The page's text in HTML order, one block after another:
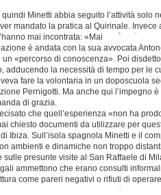
quindi Minetti abbia seguito l’attività
mandato la pratica al Quirinale.
mai incontrata: «Mai
è andata con la sua avvocata
«percorso di conoscenza». Poi
adducendo la necessità di tempo per le
fare la volontaria in un doposcuola
Pernigotti. Ma anche qui l’impegno
di grazia.
che quell’esperienza «non ha
chiesto documenti da utilizzare per
Ibiza. Sull’isola spagnola Minetti e il
ambienti e dinamiche non troppo
sulle presunte visite al San Raffaele di
ammettono che erano consulti
come pareri negativi o rifiuti di